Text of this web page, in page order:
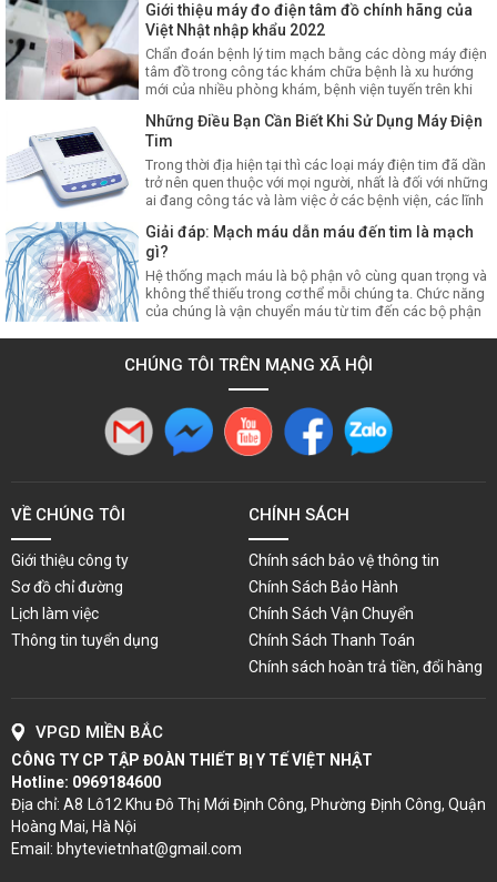
Giới thiệu máy đo điện tâm đồ chính hãng của
Việt Nhật nhập khẩu 2022
Chẩn đoán bệnh lý tim mạch bằng các dòng máy điện
tâm đồ trong công tác khám chữa bệnh là xu hướng
mới của nhiều phòng khám, bệnh viện tuyến trên khi
Những Điều Bạn Cần Biết Khi Sử Dụng Máy Điện
Tim
Trong thời địa hiện tại thì các loại máy điện tim đã dần
trở nên quen thuộc với mọi người, nhất là đối với những
ai đang công tác và làm việc ở các bệnh viện, các lĩnh
Giải đáp: Mạch máu dẫn máu đến tim là mạch
gì?
Hệ thống mạch máu là bộ phận vô cùng quan trọng và
không thể thiếu trong cơ thể mỗi chúng ta. Chức năng
của chúng là vận chuyển máu từ tim đến các bộ phận
CHÚNG TÔI TRÊN MẠNG XÃ HỘI
VỀ CHÚNG TÔI
Giới thiệu công ty
Sơ đồ chỉ đường
Lịch làm việc
Thông tin tuyển dụng
CHÍNH SÁCH
Chính sách bảo vệ thông tin
Chính Sách Bảo Hành
Chính Sách Vận Chuyển
Chính Sách Thanh Toán
Chính sách hoàn trả tiền, đổi hàng
VPGD MIỀN BẮC
CÔNG TY CP TẬP ĐOÀN THIẾT BỊ Y TẾ VIỆT NHẬT
Hotline: 0969184600
Địa chỉ: A8 Lô12 Khu Đô Thị Mới Định Công, Phường Định Công, Quận
Hoàng Mai, Hà Nội
Email: bhytevietnhat@gmail.com